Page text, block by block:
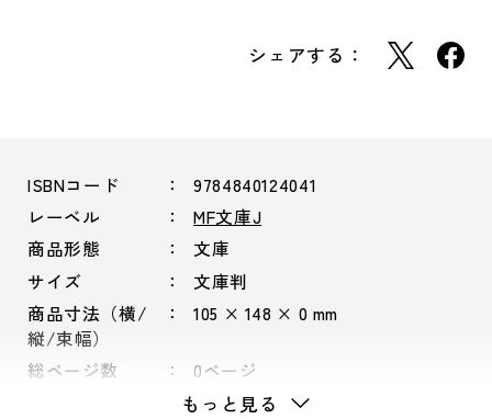
シェアする：
ISBNコード
9784840124041
レーベル
MF文庫J
商品形態
文庫
サイズ
文庫判
商品寸法（横/
縦/束幅）
105 × 148 × 0 mm
総ページ数 0ページ
もっと見る